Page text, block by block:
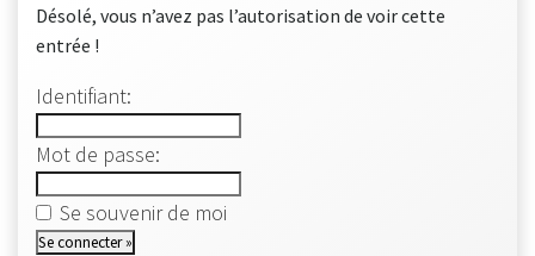
Désolé, vous n’avez pas l’autorisation de voir cette
entrée !
Identifiant:
Mot de passe:
Se souvenir de moi